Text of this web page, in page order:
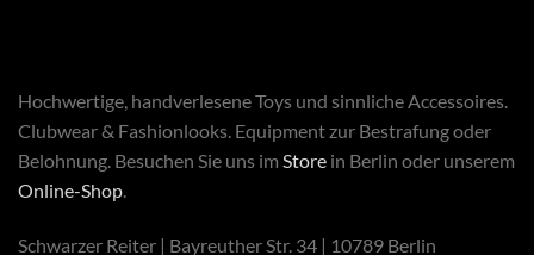
Hochwertige, handverlesene Toys und sinnliche Accessoires.
Clubwear & Fashionlooks. Equipment zur Bestrafung oder
Belohnung. Besuchen Sie uns im Store in Berlin oder unserem
Online-Shop.
Schwarzer Reiter | Bayreuther Str. 34 | 10789 Berlin